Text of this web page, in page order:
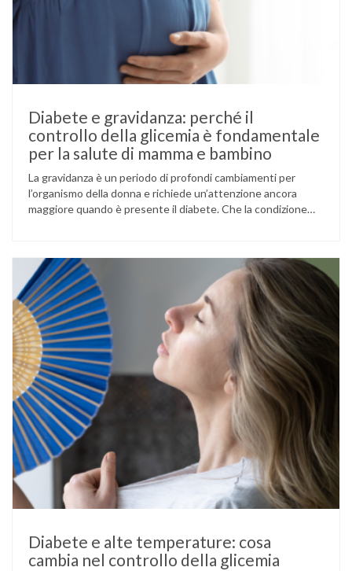
Diabete e gravidanza: perché il
controllo della glicemia è fondamentale
per la salute di mamma e bambino
La gravidanza è un periodo di profondi cambiamenti per
l’organismo della donna e richiede un’attenzione ancora
maggiore quando è presente il diabete. Che la condizione
volta durante la gestazione (diabete gestazionale),
mantenere …
Diabete e alte temperature: cosa
cambia nel controllo della glicemia